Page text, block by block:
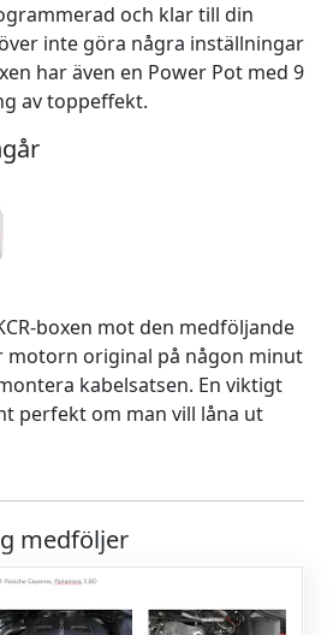
och klar till din
inte göra några inställningar
har även en Power Pot med 9
av toppeffekt.
boxen mot den medföljande
motorn original på någon minut
kabelsatsen. En viktigt
perfekt om man vill låna ut
medföljer